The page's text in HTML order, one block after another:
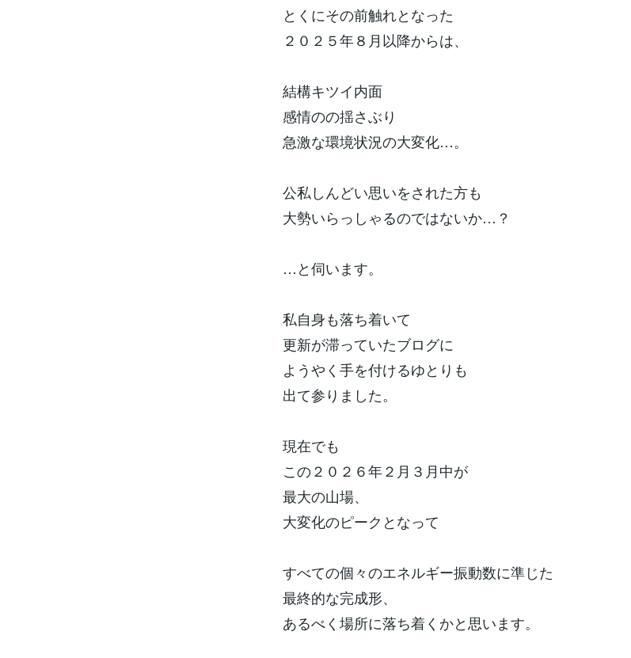
とくにその前触れとなった
２０２５年８月以降からは、
結構キツイ内面
感情のの揺さぶり
急激な環境状況の大変化…。
公私しんどい思いをされた方も
大勢いらっしゃるのではないか…？
…と伺います。
私自身も落ち着いて
更新が滞っていたブログに
ようやく手を付けるゆとりも
出て参りました。
現在でも
この２０２６年２月３月中が
最大の山場、
大変化のピークとなって
すべての個々のエネルギー振動数に準じた
最終的な完成形、
あるべく場所に落ち着くかと思います。